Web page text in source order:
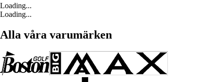
Loading...
Loading...
Alla våra varumärken